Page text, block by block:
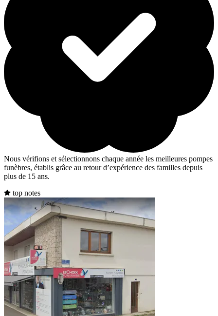
Nous vérifions et sélectionnons chaque année les meilleures pompes
funèbres, établis grâce au retour d’expérience des familles depuis
plus de 15 ans.
top notes